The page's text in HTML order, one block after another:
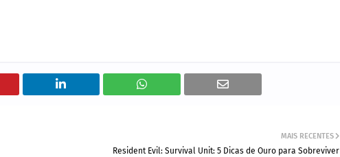
MAIS RECENTES
Resident Evil: Survival Unit: 5 Dicas de Ouro para Sobreviver